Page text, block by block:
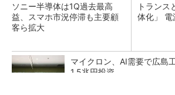
ソニー半導体は1Q過去最高
益、スマホ市況停滞も主要顧
客ら拡大
トランス
体化」 電
マイクロン、AI需要で広島
1.5兆円投資